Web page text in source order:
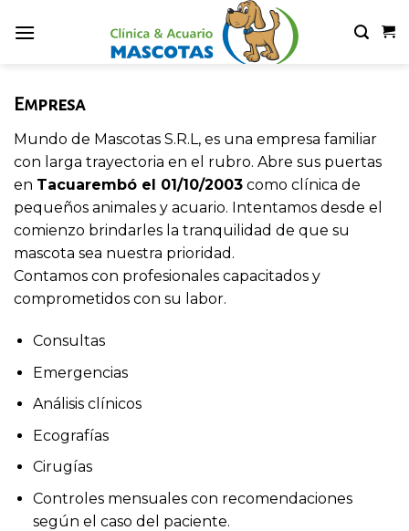
Empresa
Mundo de Mascotas S.R.L, es una empresa familiar
con larga trayectoria en el rubro. Abre sus puertas
en Tacuarembó el 01/10/2003 como clínica de
pequeños animales y acuario. Intentamos desde el
comienzo brindarles la tranquilidad de que su
mascota sea nuestra prioridad.
Contamos con profesionales capacitados y
comprometidos con su labor.
Consultas
Emergencias
Análisis clínicos
Ecografías
Cirugías
Controles mensuales con recomendaciones
según el caso del paciente.